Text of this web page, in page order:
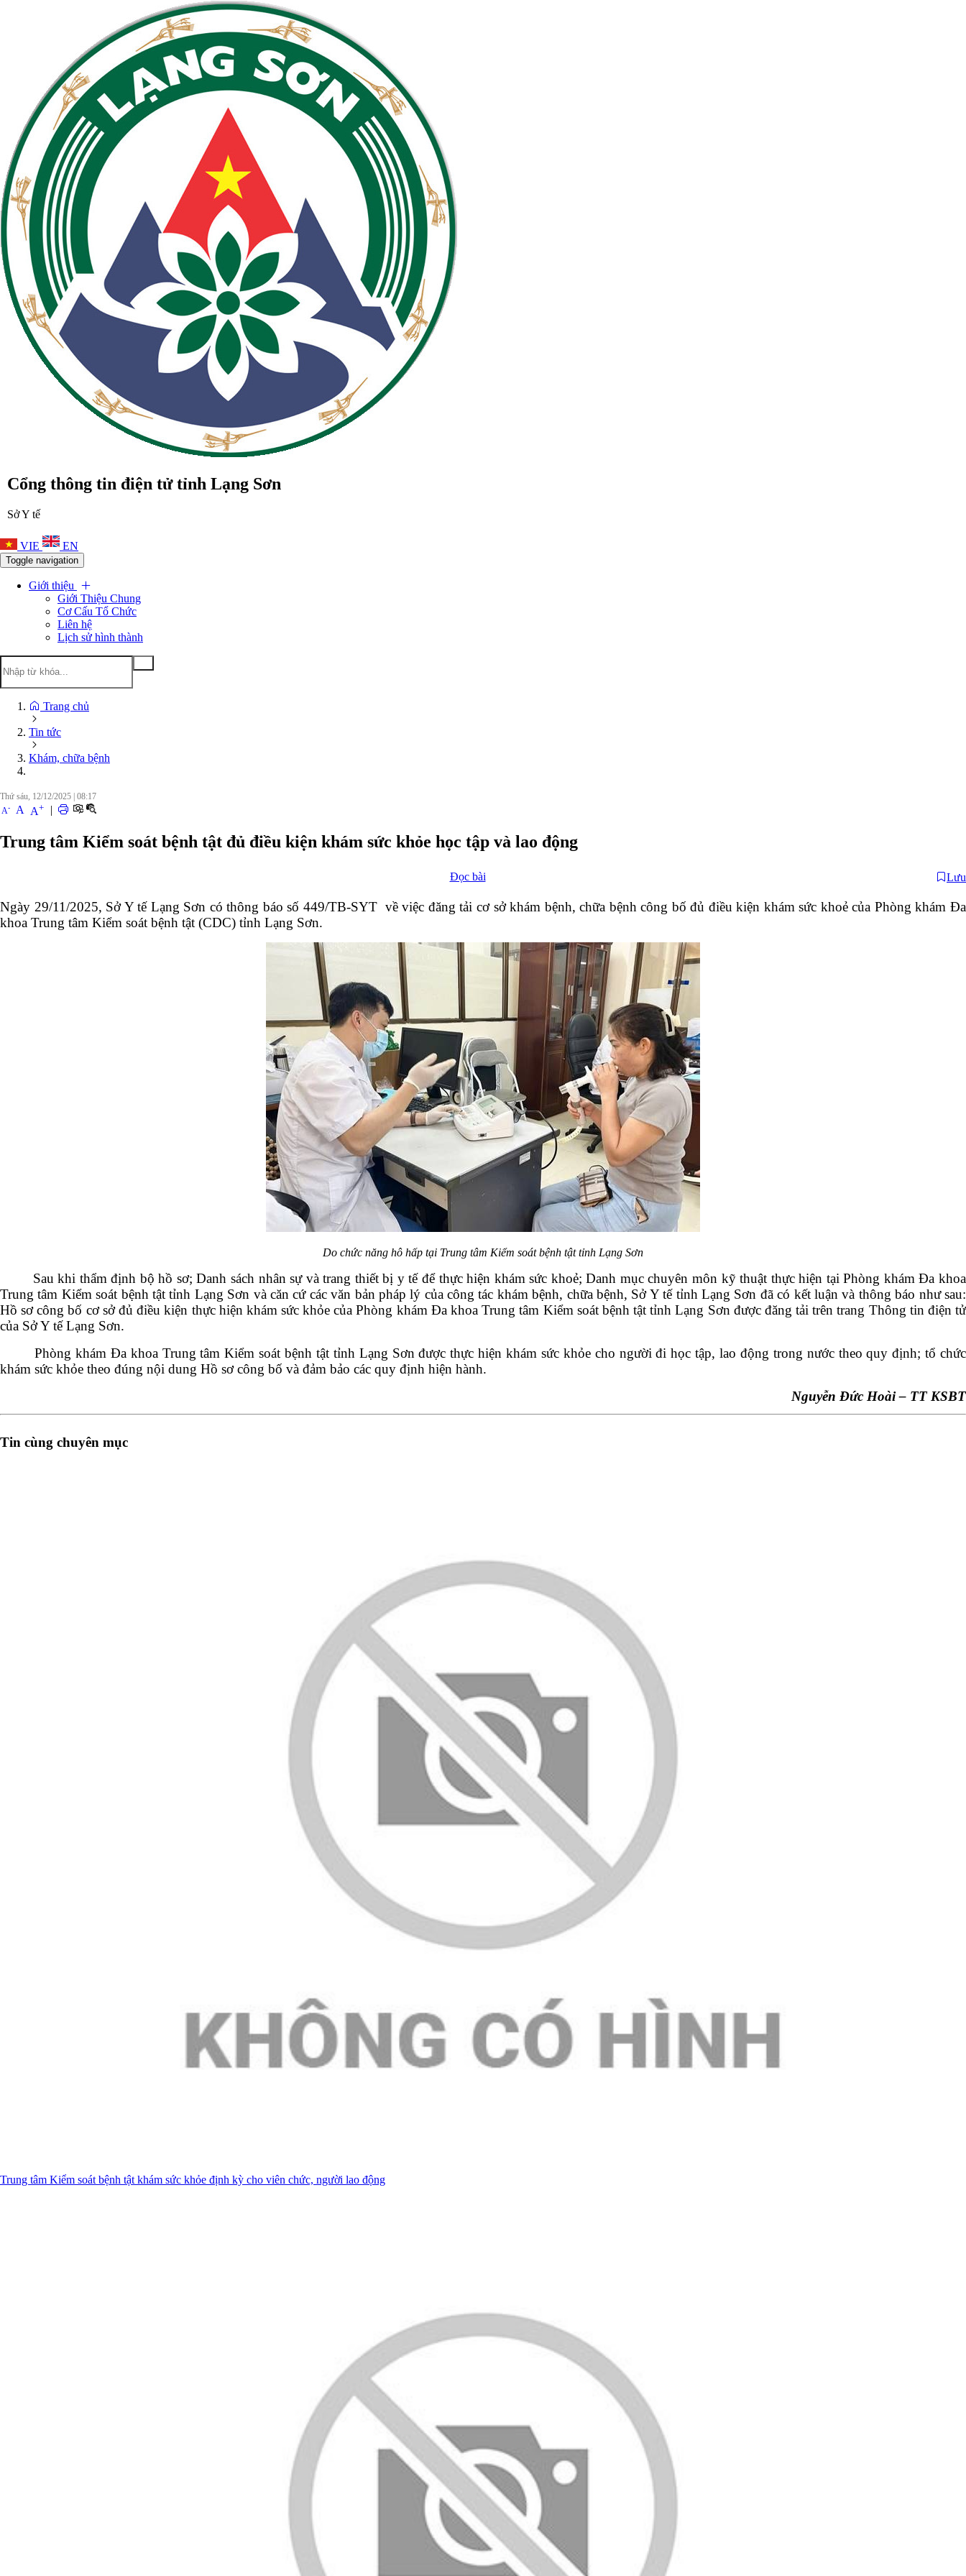
Cổng thông tin điện tử tỉnh Lạng Sơn
Sở Y tế
VIE EN
Toggle navigation
Giới thiệu
Giới Thiệu Chung
Cơ Cấu Tổ Chức
Liên hệ
Lịch sử hình thành
Trang chủ
Tin tức
Khám, chữa bệnh
Thứ sáu, 12/12/2025 | 08:17
A- A A+ |
Trung tâm Kiểm soát bệnh tật đủ điều kiện khám sức khỏe học tập và lao động
Đọc bài Lưu
Ngày 29/11/2025, Sở Y tế Lạng Sơn có thông báo số 449/TB-SYT về việc đăng tải cơ sở khám bệnh, chữa bệnh công bố đủ điều kiện khám sức khoẻ của Phòng khám Đa
khoa Trung tâm Kiểm soát bệnh tật (CDC) tỉnh Lạng Sơn.
Do chức năng hô hấp tại Trung tâm Kiểm soát bệnh tật tỉnh Lạng Sơn
Sau khi thẩm định bộ hồ sơ; Danh sách nhân sự và trang thiết bị y tế để thực hiện khám sức khoẻ; Danh mục chuyên môn kỹ thuật thực hiện tại Phòng khám Đa khoa
Trung tâm Kiểm soát bệnh tật tỉnh Lạng Sơn và căn cứ các văn bản pháp lý của công tác khám bệnh, chữa bệnh, Sở Y tế tỉnh Lạng Sơn đã có kết luận và thông báo như sau:
Hồ sơ công bố cơ sở đủ điều kiện thực hiện khám sức khỏe của Phòng khám Đa khoa Trung tâm Kiểm soát bệnh tật tỉnh Lạng Sơn được đăng tải trên trang Thông tin điện tử
của Sở Y tế Lạng Sơn.
Phòng khám Đa khoa Trung tâm Kiểm soát bệnh tật tỉnh Lạng Sơn được thực hiện khám sức khỏe cho người đi học tập, lao động trong nước theo quy định; tổ chức
khám sức khỏe theo đúng nội dung Hồ sơ công bố và đảm bảo các quy định hiện hành.
Nguyễn Đức Hoài – TT KSBT
Tin cùng chuyên mục
Trung tâm Kiểm soát bệnh tật khám sức khỏe định kỳ cho viên chức, người lao động